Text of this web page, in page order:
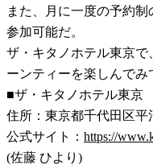
また、月に一度の予約
参加可能だ。
ザ・キタノホテル東京で
ーンティーを楽しんでみ
■ザ・キタノホテル東京
住所：東京都千代田区平
公式サイト： https://
(佐藤 ひより)